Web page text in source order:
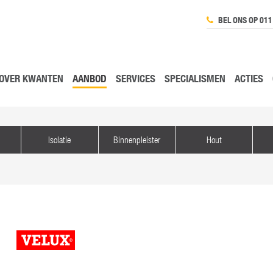
BEL ONS OP
KWANTEN AANBOD SERVICES SPECIALISMEN ACTIES
Isolatie Binnenpleister Hout